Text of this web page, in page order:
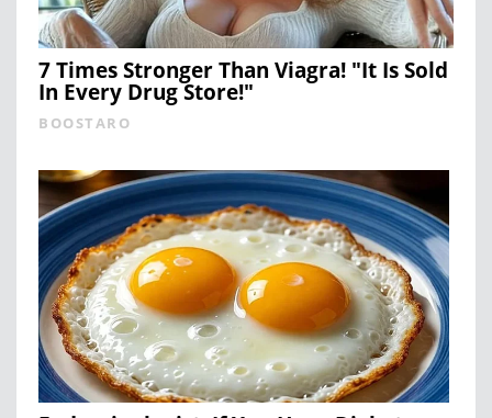
7 Times Stronger Than Viagra! "It Is Sold
In Every Drug Store!"
BOOSTARO